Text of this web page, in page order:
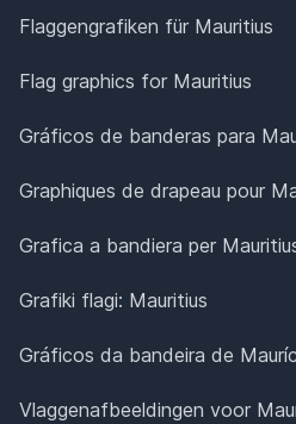
Flaggengrafiken für Mauritius
Flag graphics for Mauritius
Gráficos de banderas para
Graphiques de drapeau pour
Grafica a bandiera per
Grafiki flagi: Mauritius
Gráficos da bandeira de
Vlaggenafbeeldingen voor